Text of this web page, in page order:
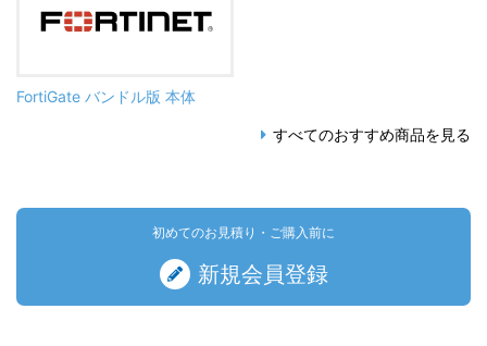
FortiGate バンドル版 本体
すべてのおすすめ商品を見る
初めてのお見積り・ご購入前に
新規会員登録